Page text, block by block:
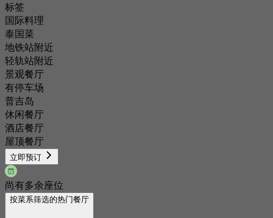
标签
国际料理
泰国菜
地铁站附近
轻轨站附近
景观餐厅
有停车场
普吉岛
休闲餐厅
酒店餐厅
屋顶餐厅
立即预订
尚有多余座位
按菜系筛选的热门餐厅